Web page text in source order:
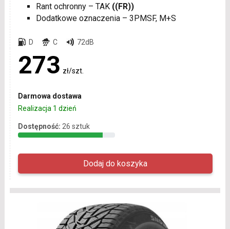
Rant ochronny – TAK ((FR))
Dodatkowe oznaczenia – 3PMSF, M+S
D C 72dB
273 zł/szt.
Darmowa dostawa
Realizacja 1 dzień
Dostępność: 26 sztuk